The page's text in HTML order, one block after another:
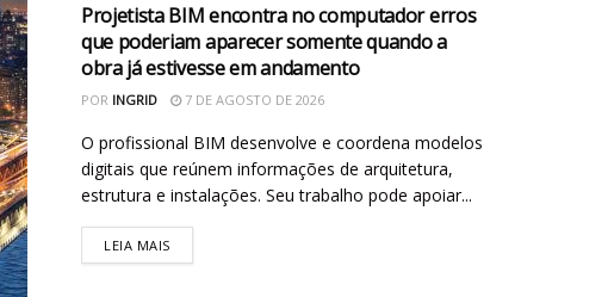
Projetista BIM encontra no computador erros
que poderiam aparecer somente quando a
obra já estivesse em andamento
POR INGRID 7 DE AGOSTO DE 2026
O profissional BIM desenvolve e coordena modelos
digitais que reúnem informações de arquitetura,
estrutura e instalações. Seu trabalho pode apoiar...
LEIA MAIS